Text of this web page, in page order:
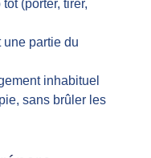
(porter, tirer,
une partie du
inhabituel
sans brûler les